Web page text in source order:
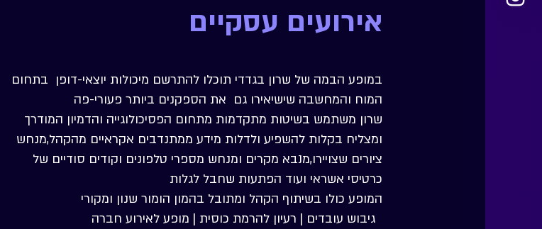
אירועים עסקיים
במופע הבמה של שרון בגדדי תוכלו להתרשם מיכולות יוצאי-דופן בתחום
המוח והמחשבה שישיאירו גם את הספקנים ביותר פעורי-פה
שרון משתמש בשיטות מתקדמות מתחום הפסיכולוגייה והדמיון המודרך
ומצליח בקלות להשפיע ולדלות מידע ממתנדבים אקראיים מהקהל,מנחש
ציורים שצויירו,מנבא מקרים ומנחש מספרי טלפונים וקודים סודיים של
כרטיסי אשראי ועוד הפתעות שחבל לגלות
המופע כולו בשיתוף הקהל ומתובל בהמון הומור שנון ומקורי
גיבוש עובדים | רעיון להרמת כוסית | מופע לאירוע חברה